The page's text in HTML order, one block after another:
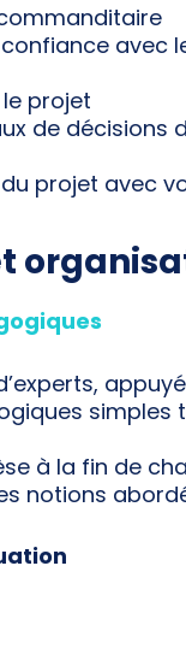
confiance
projet
de
du projet avec
simples
à la fin de
notions